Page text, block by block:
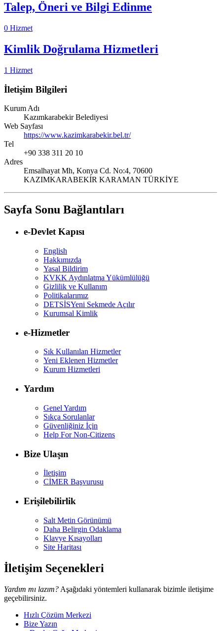
Talep, Öneri ve Bilgi Edinme
0 Hizmet
Kimlik Doğrulama Hizmetleri
1 Hizmet
İletişim Bilgileri
Kurum Adı
Kazımkarabekir Belediyesi
Web Sayfası
https://www.kazimkarabekir.bel.tr/
Tel
+90 338 311 20 10
Adres
Emsalhayat Mh, Konya Cd. No:4, 70600
KAZIMKARABEKİR KARAMAN TÜRKİYE
Sayfa Sonu Bağlantıları
e-Devlet Kapısı
English
Hakkımızda
Yasal Bildirim
KVKK Aydınlatma Yükümlülüğü
Gizlilik ve Kullanım
Politikalarımız
DETSİSYeni Sekmede Açılır
Kurumsal Kimlik
e-Hizmetler
Sık Kullanılan Hizmetler
Yeni Eklenen Hizmetler
Kurum Hizmetleri
Yardım
Genel Yardım
Sıkça Sorulanlar
Güvenliğiniz İçin
Help For Non-Citizens
Bize Ulaşın
İletişim
CİMER Başvurusu
Erişilebilirlik
Salt Metin Görünümü
Daha Belirgin Odaklama
Klavye Kısayolları
Site Haritası
İletişim Seçenekleri
Yardım mı lazım? Aşağıdaki yöntemleri kullanarak bizimle iletişime
geçebilirsiniz.
Hızlı Çözüm Merkezi
Bize Yazın